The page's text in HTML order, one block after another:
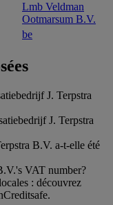
Lmb Veldman
Ootmarsum B.V.
be
J. Terpstra
J. Terpstra
B.V. a-t-elle été
VAT number?
: découvrez